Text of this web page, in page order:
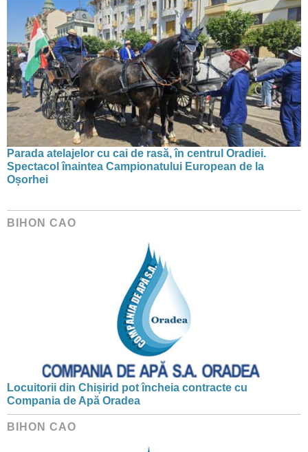
Parada atelajelor cu cai de rasă, în centrul Oradiei.
Spectacol înaintea Campionatului European de la
Oșorhei
BIHON CAO
Locuitorii din Chișirid pot încheia contracte cu
Compania de Apă Oradea
BIHON CAO